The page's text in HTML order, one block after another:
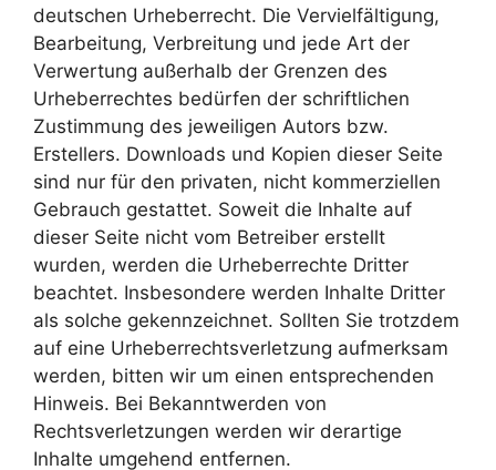
deutschen Urheberrecht. Die Vervielfältigung,
Bearbeitung, Verbreitung und jede Art der
Verwertung außerhalb der Grenzen des
Urheberrechtes bedürfen der schriftlichen
Zustimmung des jeweiligen Autors bzw.
Erstellers. Downloads und Kopien dieser Seite
sind nur für den privaten, nicht kommerziellen
Gebrauch gestattet. Soweit die Inhalte auf
dieser Seite nicht vom Betreiber erstellt
wurden, werden die Urheberrechte Dritter
beachtet. Insbesondere werden Inhalte Dritter
als solche gekennzeichnet. Sollten Sie trotzdem
auf eine Urheberrechtsverletzung aufmerksam
werden, bitten wir um einen entsprechenden
Hinweis. Bei Bekanntwerden von
Rechtsverletzungen werden wir derartige
Inhalte umgehend entfernen.